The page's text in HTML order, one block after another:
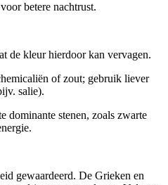
betere nachtrust.
de kleur hierdoor kan vervagen.
of zout; gebruik liever
salie).
dominante stenen, zoals zwarte
gewaardeerd. De Grieken en